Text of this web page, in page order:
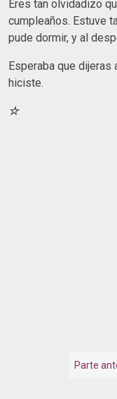
Eres tan olvidadizo
cumpleaños. Estuve
pude dormir, y al
Esperaba que dijeras
hiciste.
☆
Parte